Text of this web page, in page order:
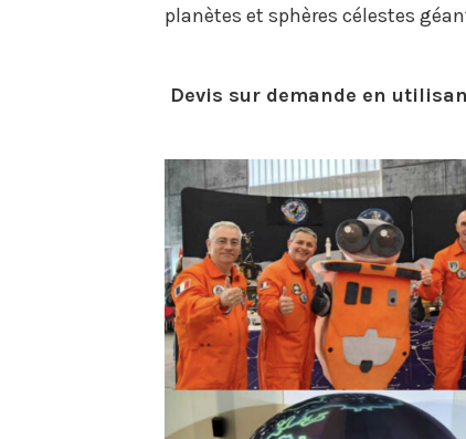
planètes et sphères célestes
Devis sur demande en